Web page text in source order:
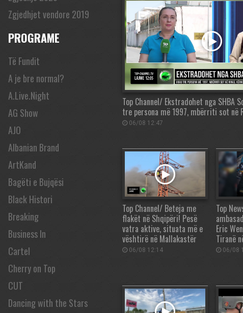
Zgjedhjet vendore 2019
PROGRAME
Të Fundit
A je bre normal?
A.Live.Night
AG Show
AJO
Albanian Brand
ArtKand
Bagëti e Bujqësi
Black Histori
Breaking
Business In
Cartel
Cherry on Top
CUT
Dancing with the Stars
Top Channel/ Ekstradohet nga SHBA
tre persona më 1997, mbërriti sot në
06/08 12:47
Top Channel/ Beteja me
flakët në Shqipëri! Pesë
vatra aktive, situata më e
vështirë në Mallakastër
06/08 12:14
Top
Eric
Tiranë
06/08